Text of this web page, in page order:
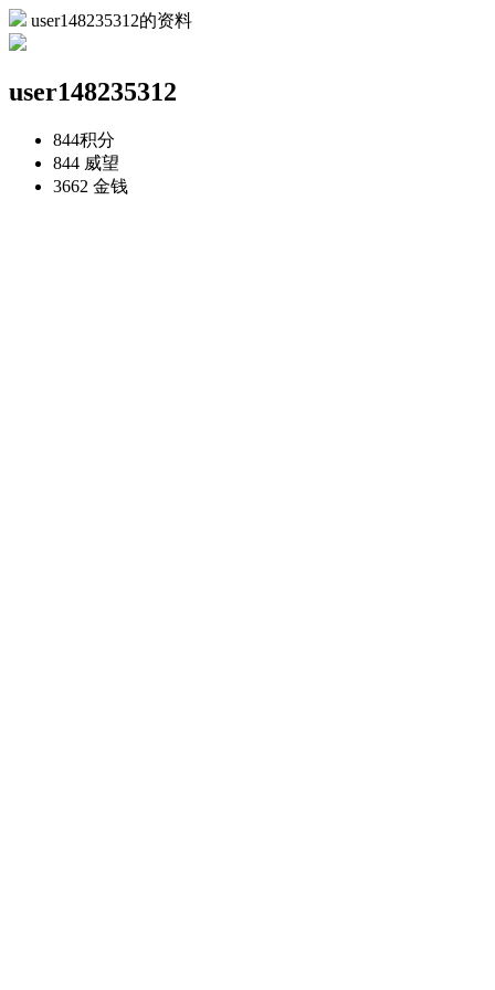
user148235312的资料
user148235312
844积分
844 威望
3662 金钱